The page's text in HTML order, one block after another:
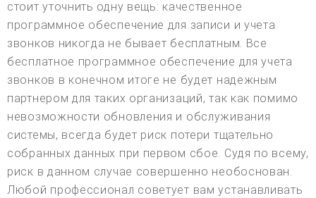
стоит уточнить одну вещь: качественное
программное обеспечение для записи и учета
звонков никогда не бывает бесплатным. Все
бесплатное программное обеспечение для учета
звонков в конечном итоге не будет надежным
партнером для таких организаций, так как помимо
невозможности обновления и обслуживания
системы, всегда будет риск потери тщательно
собранных данных при первом сбое. Судя по всему,
риск в данном случае совершенно необоснован.
Любой профессионал советует вам устанавливать